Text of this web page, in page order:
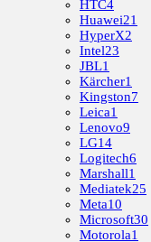
HTC4
Huawei21
HyperX2
Intel23
JBL1
Kärcher1
Kingston7
Leica1
Lenovo9
LG14
Logitech6
Marshall1
Mediatek25
Meta10
Microsoft30
Motorola1